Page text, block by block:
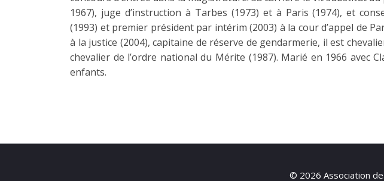
1967), juge d’instruction à Tarbes (1973) et à Paris (1974), et
(1993) et premier président par intérim (2003) à la cour d’appel de
à la justice (2004), capitaine de réserve de gendarmerie, il est
chevalier de l’ordre national du Mérite (1987). Marié en 1966 avec
enfants.
© 2026 Association